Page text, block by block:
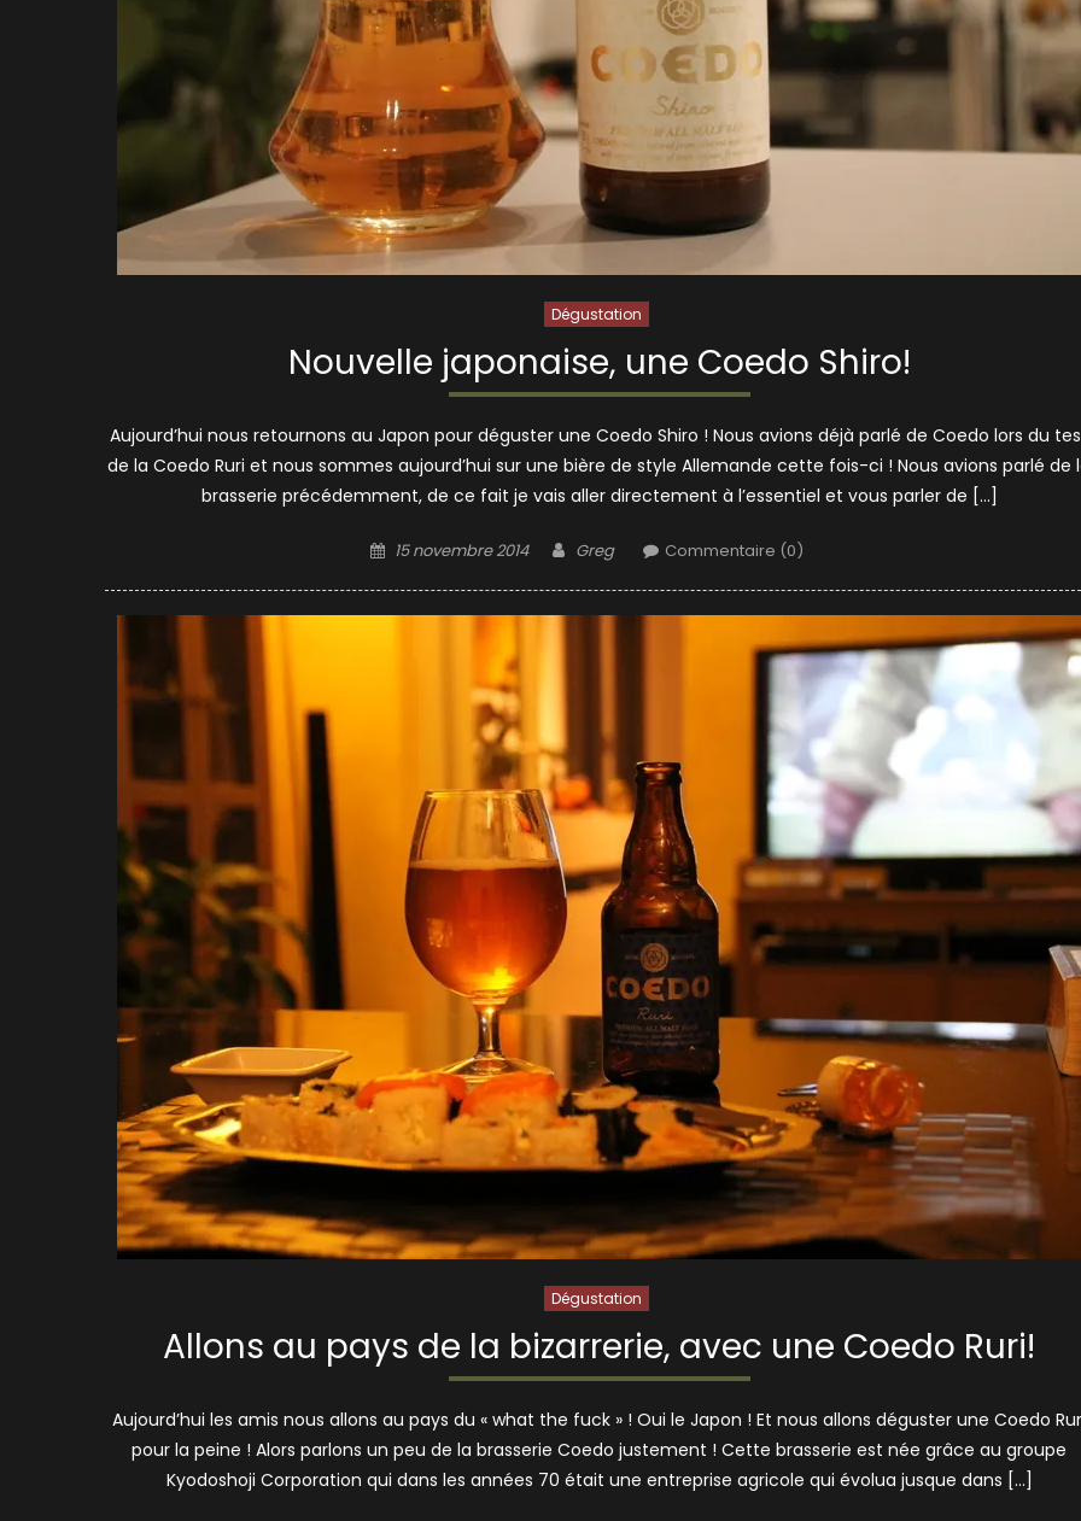
Dégustation
Nouvelle japonaise, une Coedo Shiro!
Aujourd’hui nous retournons au Japon pour déguster une Coedo Shiro ! Nous avions déjà parlé de Coedo lors du
de la Coedo Ruri et nous sommes aujourd’hui sur une bière de style Allemande cette fois-ci ! Nous avions parlé de
brasserie précédemment, de ce fait je vais aller directement à l’essentiel et vous parler de […]
Posted
15 novembre 2014 Author
Greg Commentaire (0)
Dégustation
Allons au pays de la bizarrerie, avec une Coedo Ruri!
Aujourd’hui les amis nous allons au pays du « what the fuck » ! Oui le Japon ! Et nous allons déguster une Coedo
pour la peine ! Alors parlons un peu de la brasserie Coedo justement ! Cette brasserie est née grâce au groupe
Kyodoshoji Corporation qui dans les années 70 était une entreprise agricole qui évolua jusque dans […]